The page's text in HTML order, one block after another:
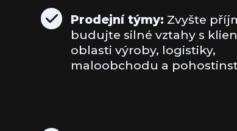
Prodejní týmy: Zvyšte
budujte silné vztahy s
oblasti výroby, logistiky,
maloobchodu a